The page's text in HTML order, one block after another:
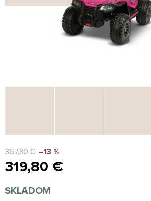
367,80 € –13 %
319,80 €
cena:
SKLADOM